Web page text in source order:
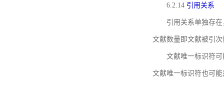
6.2.14 引用关系
引用关系单独存
文献数量即文献被引
文献唯一标识符
文献唯一标识符也可